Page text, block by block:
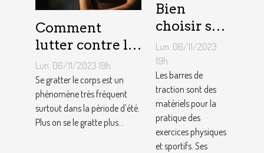
Comment
lutter contre la
démangeaison ?
Lun. 06/11/2023 19h
Se gratter le corps est un
phénomène très fréquent
surtout dans la période d’été.
Plus on se le gratte plus...
Bien
choisir sa
barre de
traction :
nos
conseils !
Lun. 06/11/2023
19h
Les barres de
traction sont des
matériels pour la
pratique des
exercices physiques
et sportifs. Ses